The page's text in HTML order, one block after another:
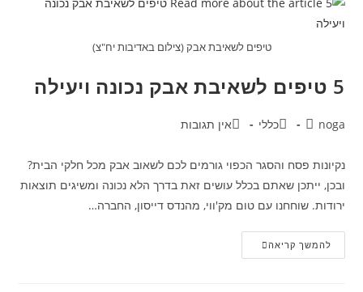
טיפים לשאיבת אבק (צילום באדיבות יח"צ)
5 טיפים לשאיבת אבק נכונה ויעילה
מחבר:
noga קטגוריה:
כללי תגובות:
אין תגובות
נקיונות פסח והסגר הכפוי גורמים לכם לשאוב אבק מכל חלקי הבית?
ובכן, ייתכן שאתם בכלל עושים זאת בדרך הלא נכונה ומשיגים תוצאות
ירודות. שוחחנו עם טום מק'ווי, מהנדס דייסון, החברה…
להמשך קריאה5
טיפים